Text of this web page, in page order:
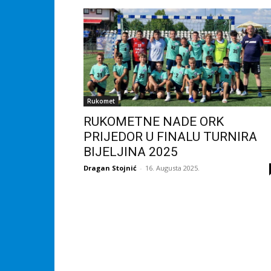
Rukomet
RUKOMETNE NADE ORK
PRIJEDOR U FINALU TURNIRA
BIJELJINA 2025
Dragan Stojnić - 16. Augusta 2025.